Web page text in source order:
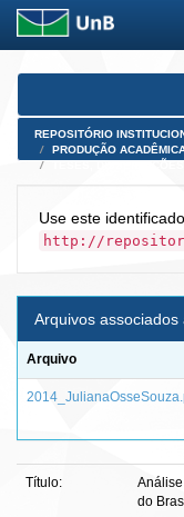
Skip
REPOSITÓRIO
PRODUÇÃO
Use este
http://
Arquivos associados
Arquivo
Título:
do